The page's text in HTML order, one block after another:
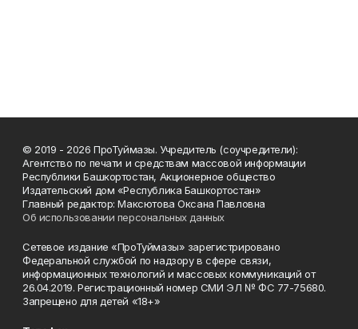
© 2019 - 2026 ПроТуймазы. Учредитель (соучредители):
Агентство по печати и средствам массовой информации
Республики Башкортостан, Акционерное общество
Издательский дом «Республика Башкортостан»
Главный редактор: Максютова Оксана Павловна
Об использовании персональных данных
Сетевое издание «ПроТуймазы» зарегистрировано
Федеральной службой по надзору в сфере связи,
информационных технологий и массовых коммуникаций от
26.04.2019. Регистрационный номер СМИ ЭЛ № ФС 77-75680.
Запрещено для детей «18+»